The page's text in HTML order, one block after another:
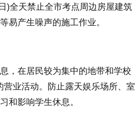
)全天禁止全市考点周边房屋建筑
易产生噪声的施工作业。
，在居民较为集中的地带和学校
业活动。防止露天娱乐场所、室
和影响学生休息。